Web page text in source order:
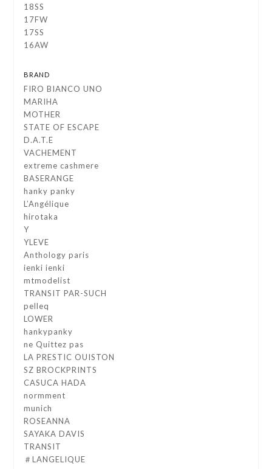
18SS
17FW
17SS
16AW
BRAND
FIRO BIANCO UNO
MARIHA
MOTHER
STATE OF ESCAPE
D.A.T.E
VACHEMENT
extreme cashmere
BASERANGE
hanky panky
L’Angélique
hirotaka
Y
YLEVE
Anthology paris
ienki ienki
mtmodelist
TRANSIT PAR-SUCH
pelleq
LOWER
hankypanky
ne Quittez pas
LA PRESTIC OUISTON
SZ BROCKPRINTS
CASUCA HADA
normment
munich
ROSEANNA
SAYAKA DAVIS
TRANSIT
＃LANGELIQUE